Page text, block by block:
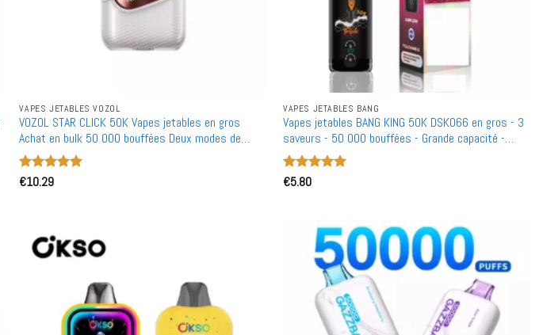
VAPES JETABLES VOZOL
VOZOL STAR CLICK 50K Vapes jetables en gros
Achat en bulk 50 000 bouffées Deux modes de
puissance ajustables Flux d'air réglable
Rechargeable
Note5
€10.29
VAPES JETABLES BANG
Vapes jetables BANG KING 50K DSK066 en gros - 3
saveurs - 50 000 bouffées - Grande capacité -
Achat en bulk rechargeable
Note
€5.80